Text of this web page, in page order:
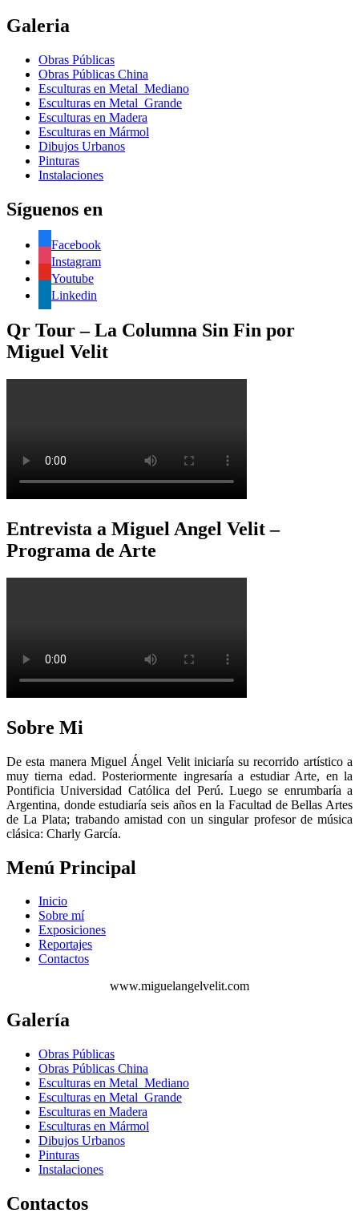
Galeria
Obras Públicas
Obras Públicas China
Esculturas en Metal Mediano
Esculturas en Metal Grande
Esculturas en Madera
Esculturas en Mármol
Dibujos Urbanos
Pinturas
Instalaciones
Síguenos en
Facebook
Instagram
Youtube
Linkedin
Qr Tour – La Columna Sin Fin por
Miguel Velit
Entrevista a Miguel Angel Velit –
Programa de Arte
Sobre Mi
De esta manera Miguel Ángel Velit iniciaría su recorrido artístico a
muy tierna edad. Posteriormente ingresaría a estudiar Arte, en la
Pontificia Universidad Católica del Perú. Luego se enrumbaría a
Argentina, donde estudiaría seis años en la Facultad de Bellas Artes
de La Plata; trabando amistad con un singular profesor de música
clásica: Charly García.
Menú Principal
Inicio
Sobre mí
Exposiciones
Reportajes
Contactos
www.miguelangelvelit.com
Galería
Obras Públicas
Obras Públicas China
Esculturas en Metal Mediano
Esculturas en Metal Grande
Esculturas en Madera
Esculturas en Mármol
Dibujos Urbanos
Pinturas
Instalaciones
Contactos